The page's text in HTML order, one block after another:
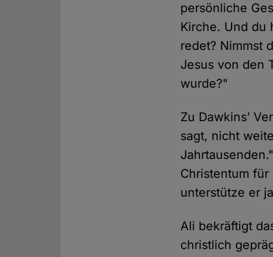
persönliche
Kirche. Und du
redet? Nimmst
Jesus von den
wurde?"
Zu Dawkins’
sagt, nicht
Christentum
unterstütze er
Ali bekräftigt
christlich